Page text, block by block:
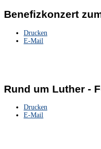
Benefizkonzert
Drucken
E-Mail
Rund um Luther -
Drucken
E-Mail